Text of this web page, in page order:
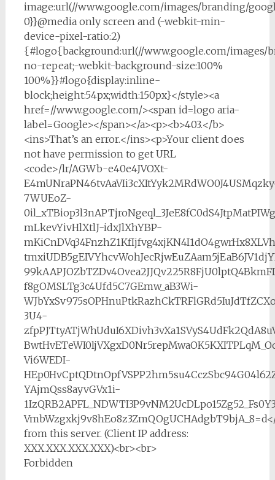
image:url(//www.google.com/images/branding/
0}}@media only screen and (-webkit-min-
device-pixel-ratio:2)
{#logo{background:url(//www.google.com/images/
no-repeat;-webkit-background-size:100%
100%}}#logo{display:inline-
block;height:54px;width:150px}</style><a
href=//www.google.com/><span id=logo aria-
label=Google></span></a><p><b>403.</b>
<ins>That’s an error.</ins><p>Your client does
not have permission to get URL
<code>/lr/AGWb-e40e4JVOXt-
7WUEoZ-
mLkevYivHlXtlJ-idxJlXhYBP-
f8gOMSLTg3c4Ufd5C7GEmw_aB3Wi-
3U4-
Vi6WEDI-
YAjmQss8ayvGVx1i-
from this server. (Client IP address:
XXX.XXX.XXX.XXX)<br><br>
Forbidden